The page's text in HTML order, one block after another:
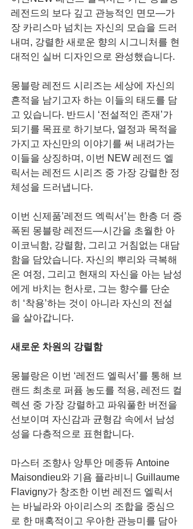
레전드의 보다 깊고 관능적인 면모—가
장 카리스마 넘치는 자신의 모습을 드러
내며, 강렬한 새로운 향의 시그니처를 현
대적인 실버 디자인으로 완성했습니다.
몽블랑 레전드 시리즈는 세상에 자신의
흔적을 남기고자 하는 이들의 태도를 담
고 있습니다. 반드시 ‘전설적인 존재’가
되기를 목표로 하기보다, 열정과 목적을
가지고 자신만의 이야기를 써 내려가는
이들을 상징하며, 이번 NEW 레전드 엘
릭서는 레전드 시리즈 중 가장 강렬한 정
체성을 드러냅니다.
이번 신제품’레전드 엑릭서’는 한층 더 증
폭된 몽블랑 레전드—시간을 초월한 아
이코닉함, 강렬함, 그리고 거침없는 대담
함을 담았습니다. 자신의 뿌리와 극복해
온 여정, 그리고 현재의 자신을 아는 남성
에게 바치는 헌사로, 그는 향수를 단순
히 ‘착용’하는 것이 아니라 자신의 전설
을 살아갑니다.
새로운 차원의 강렬함
몽블랑은 이번 ‘레전드 엘릭서’를 통해 브
랜드 최초로 퍼퓸 농도를 적용, 레전드 컬
렉션 중 가장 강렬하고 파워풀한 버전을
선보이며 자신감과 균형감 속에서 남성
성을 다층적으로 표현합니다.
마스터 조향사 앙투안 메종듀 Antoine
Maisondieu와 기욤 플라비니 Guillaume
Flavigny가 창조한 이번 레전드 엘릭서
는 바닐라와 아이리스의 조합을 중심으
로 한 매혹적이고 우아한 관능미를 담아